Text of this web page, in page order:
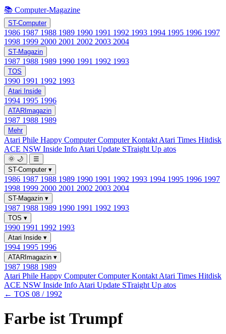
📚 Computer-Magazine
ST-Computer
1986 1987 1988 1989 1990 1991 1992 1993 1994 1995 1996 1997
1998 1999 2000 2001 2002 2003 2004
ST-Magazin
1987 1988 1989 1990 1991 1992 1993
TOS
1990 1991 1992 1993
Atari Inside
1994 1995 1996
ATARImagazin
1987 1988 1989
Mehr
Atari Phile Happy ComputerComputer Kontakt Atari Times Hitdisk
ACE NSW Inside Info Atari Update STraight Up atos
🌞 🌙
☰
ST-Computer ▾
1986 1987 1988 1989 1990 1991 1992 1993 1994 1995 1996 1997
1998 1999 2000 2001 2002 2003 2004
ST-Magazin ▾
1987 1988 1989 1990 1991 1992 1993
TOS ▾
1990 1991 1992 1993
Atari Inside ▾
1994 1995 1996
ATARImagazin ▾
1987 1988 1989
Atari Phile Happy ComputerComputer Kontakt Atari Times Hitdisk
ACE NSW Inside Info Atari Update STraight Up atos
← TOS 08 / 1992
Farbe ist Trumpf